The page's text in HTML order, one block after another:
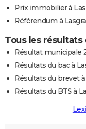
Prix immobilier à
Référendum à
Tous les résultats
Résultat municipale
Résultats du bac à
Résultats du brevet à
Résultats du BTS à